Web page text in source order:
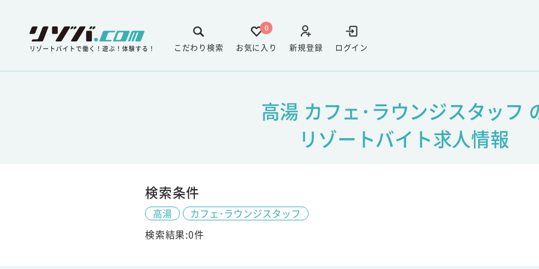
リゾートバイトで働く！遊ぶ！体験する！ ログイン
新規登録
0
お気に入り
こだわり検索
高湯 カフェ･ラウンジスタッフ
リゾートバイト求人情報
検索条件
高湯
カフェ･ラウンジスタッフ
検索結果:0件